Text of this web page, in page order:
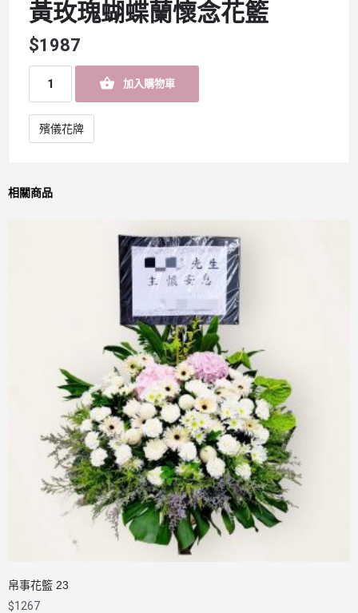
黃玫瑰蝴蝶蘭懷念花籃
$1987
加入購物車
殯儀花牌
相關商品
帛事花籃 23
$1267